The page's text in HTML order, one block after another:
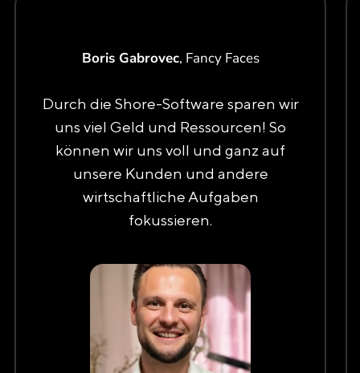
Boris Gabrovec, Fancy Faces
Durch die Shore-Software sparen wir
uns viel Geld und Ressourcen! So
können wir uns voll und ganz auf
unsere Kunden und andere
wirtschaftliche Aufgaben
fokussieren.